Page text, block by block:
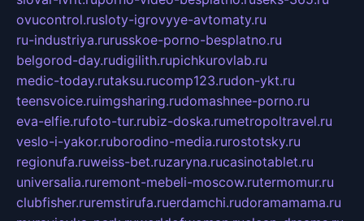
ovucontrol.rusloty-igrovyye-avtomaty.ru
ru-industriya.rurusskoe-porno-besplatno.ru
belgorod-day.rudigilith.rupichkurovlab.ru
medic-today.rutaksu.rucomp123.rudon-ykt.ru
teensvoice.ruimgsharing.rudomashnee-porno.ru
eva-elfie.rufoto-tur.rubiz-doska.rumetropoltravel.ru
veslo-i-yakor.ruborodino-media.rurostotsky.ru
regionufa.ruweiss-bet.ruzaryna.rucasinotablet.ru
universalia.ruremont-mebeli-moscow.rutermomur.ru
clubfisher.ruremstirufa.ruerdamchi.rudoramamama.ru